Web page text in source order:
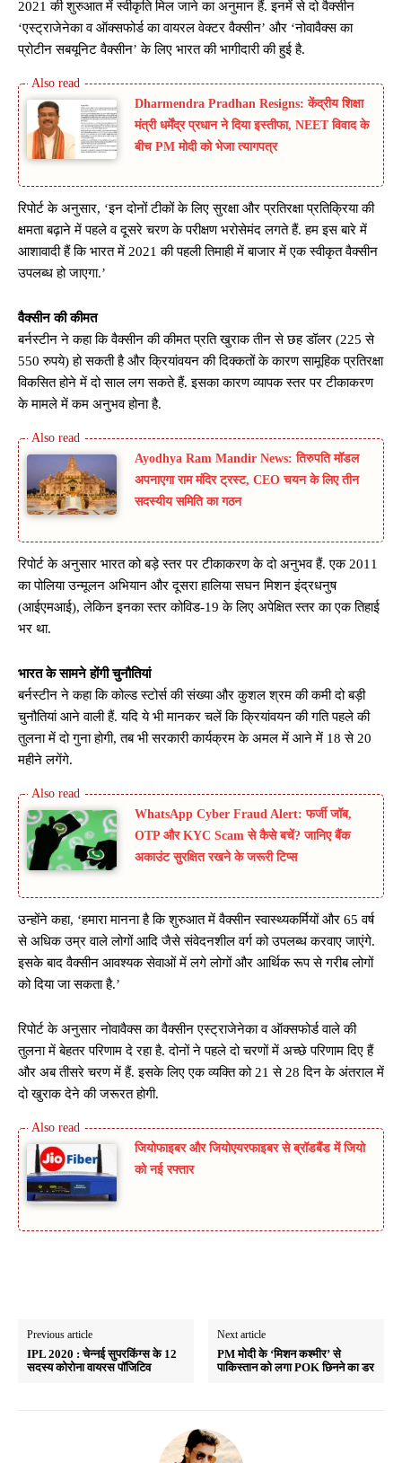
2021 की शुरुआत में स्वीकृति मिल जाने का अनुमान हैं. इनमें से दो वैक्सीन
‘एस्ट्राजेनेका व ऑक्सफोर्ड का वायरल वेक्टर वैक्सीन’ और ‘नोवावैक्स का
प्रोटीन सबयूनिट वैक्सीन’ के लिए भारत की भागीदारी की हुई है.
Dharmendra Pradhan Resigns: केंद्रीय शिक्षा
मंत्री धर्मेंद्र प्रधान ने दिया इस्तीफा, NEET विवाद के
बीच PM मोदी को भेजा त्यागपत्र
रिपोर्ट के अनुसार, ‘इन दोनों टीकों के लिए सुरक्षा और प्रतिरक्षा प्रतिक्रिया की
क्षमता बढ़ाने में पहले व दूसरे चरण के परीक्षण भरोसेमंद लगते हैं. हम इस बारे में
आशावादी हैं कि भारत में 2021 की पहली तिमाही में बाजार में एक स्वीकृत वैक्सीन
उपलब्ध हो जाएगा.’
वैक्सीन की कीमत
बर्नस्टीन ने कहा कि वैक्सीन की कीमत प्रति खुराक तीन से छह डॉलर (225 से
550 रुपये) हो सकती है और क्रियांवयन की दिक्कतों के कारण सामूहिक प्रतिरक्षा
विकसित होने में दो साल लग सकते हैं. इसका कारण व्यापक स्तर पर टीकाकरण
के मामले में कम अनुभव होना है.
Ayodhya Ram Mandir News: तिरुपति मॉडल
अपनाएगा राम मंदिर ट्रस्ट, CEO चयन के लिए तीन
सदस्यीय समिति का गठन
रिपोर्ट के अनुसार भारत को बड़े स्तर पर टीकाकरण के दो अनुभव हैं. एक 2011
का पोलिया उन्मूलन अभियान और दूसरा हालिया सघन मिशन इंद्रधनुष
(आईएमआई), लेकिन इनका स्तर कोविड-19 के लिए अपेक्षित स्तर का एक तिहाई
भर था.
भारत के सामने होंगी चुनौतियां
बर्नस्टीन ने कहा कि कोल्ड स्टोर्स की संख्या और कुशल श्रम की कमी दो बड़ी
चुनौतियां आने वाली हैं. यदि ये भी मानकर चलें कि क्रियांवयन की गति पहले की
तुलना में दो गुना होगी, तब भी सरकारी कार्यक्रम के अमल में आने में 18 से 20
महीने लगेंगे.
WhatsApp Cyber Fraud Alert: फर्जी जॉब,
OTP और KYC Scam से कैसे बचें? जानिए बैंक
अकाउंट सुरक्षित रखने के जरूरी टिप्स
उन्होंने कहा, ‘हमारा मानना है कि शुरुआत में वैक्सीन स्वास्थ्यकर्मियों और 65 वर्ष
से अधिक उम्र वाले लोगों आदि जैसे संवेदनशील वर्ग को उपलब्ध करवाए जाएंगे.
इसके बाद वैक्सीन आवश्यक सेवाओं में लगे लोगों और आर्थिक रूप से गरीब लोगों
को दिया जा सकता है.’
रिपोर्ट के अनुसार नोवावैक्स का वैक्सीन एस्ट्राजेनेका व ऑक्सफोर्ड वाले की
तुलना में बेहतर परिणाम दे रहा है. दोनों ने पहले दो चरणों में अच्छे परिणाम दिए हैं
और अब तीसरे चरण में हैं. इसके लिए एक व्यक्ति को 21 से 28 दिन के अंतराल में
दो खुराक देने की जरूरत होगी.
जियोफाइबर और जियोएयरफाइबर से ब्रॉडबैंड में जियो
को नई रफ्तार
Previous article
IPL 2020 : चेन्नई सुपरकिंग्स के 12
सदस्य कोरोना वायरस पॉजिटिव
Next article
PM मोदी के ‘मिशन कश्मीर’ से
पाकिस्तान को लगा POK छिनने का डर